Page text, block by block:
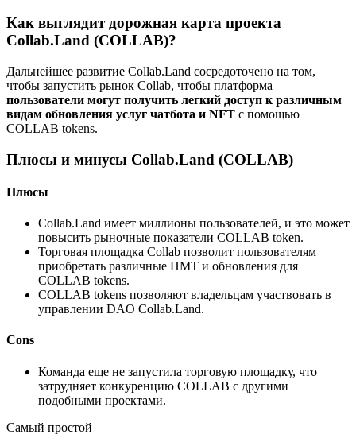
Как выглядит дорожная карта проекта
Collab.Land (COLLAB)?
Дальнейшее развитие Collab.Land сосредоточено на том,
чтобы запустить рынок Collab, чтобы платформа
пользователи могут получить легкий доступ к различным
видам обновления услуг чатбота и NFT с помощью
COLLAB tokens.
Плюсы и минусы Collab.Land (COLLAB)
Плюсы
Collab.Land имеет миллионы пользователей, и это может
повысить рыночные показатели COLLAB token.
Торговая площадка Collab позволит пользователям
приобретать различные НМТ и обновления для
COLLAB tokens.
COLLAB tokens позволяют владельцам участвовать в
управлении DAO Collab.Land.
Cons
Команда еще не запустила торговую площадку, что
затрудняет конкуренцию COLLAB с другими
подобными проектами.
Самый простой